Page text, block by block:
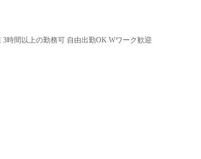
時間以上の勤務可 自由出勤OK Wワーク歓迎